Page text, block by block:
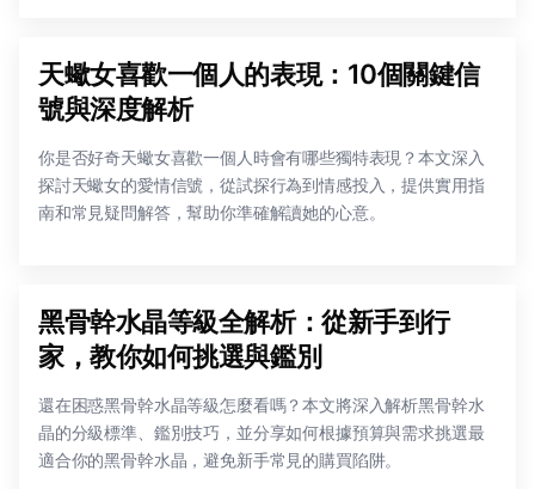
天蠍女喜歡一個人的表現：10個關鍵信
號與深度解析
你是否好奇天蠍女喜歡一個人時會有哪些獨特表現？本文深入
探討天蠍女的愛情信號，從試探行為到情感投入，提供實用指
南和常見疑問解答，幫助你準確解讀她的心意。
黑骨幹水晶等級全解析：從新手到行
家，教你如何挑選與鑑別
還在困惑黑骨幹水晶等級怎麼看嗎？本文將深入解析黑骨幹水
晶的分級標準、鑑別技巧，並分享如何根據預算與需求挑選最
適合你的黑骨幹水晶，避免新手常見的購買陷阱。